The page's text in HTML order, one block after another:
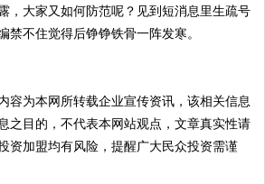
，大家又如何防范呢？见到短消息里生疏号
禁不住觉得后铮铮铁骨一阵发寒。
容为本网所转载企业宣传资讯，该相关信息
之目的，不代表本网站观点，文章真实性请
资加盟均有风险，提醒广大民众投资需谨